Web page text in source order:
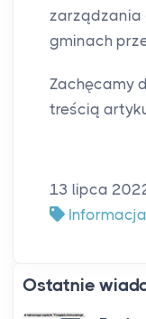
gminach
Zachęcamy
treścią
13 lipca
Informacja
Ostatnie